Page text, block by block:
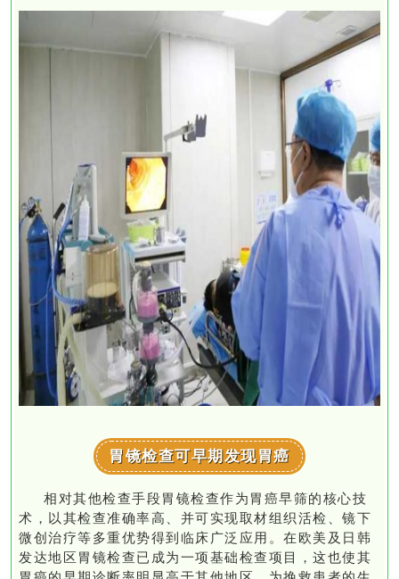
胃镜检查可早期发现胃癌
相对其他检查手段胃镜检查作为胃癌早筛的核心技
术，以其检查准确率高、并可实现取材组织活检、镜下
微创治疗等多重优势得到临床广泛应用。在欧美及日韩
发达地区胃镜检查已成为一项基础检查项目，这也使其